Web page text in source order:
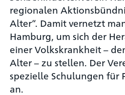
regionalen
Alter“. Damit vernetzt
Hamburg, um sich der
einer Volkskrankheit –
Alter – zu stellen. Der
spezielle Schulungen für
an.